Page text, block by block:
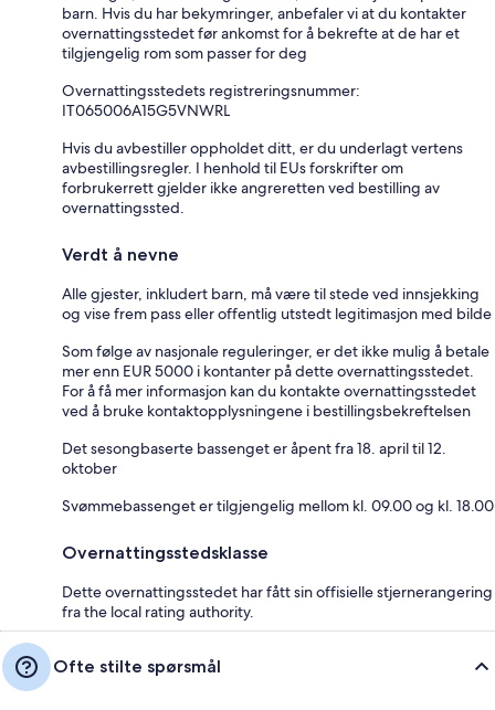
barn. Hvis du har bekymringer, anbefaler vi at du kontakter
overnattingsstedet før ankomst for å bekrefte at de har et
tilgjengelig rom som passer for deg
Overnattingsstedets registreringsnummer:
IT065006A15G5VNWRL
Hvis du avbestiller oppholdet ditt, er du underlagt vertens
avbestillingsregler. I henhold til EUs forskrifter om
forbrukerrett gjelder ikke angreretten ved bestilling av
overnattingssted.
Verdt å nevne
Alle gjester, inkludert barn, må være til stede ved innsjekking
og vise frem pass eller offentlig utstedt legitimasjon med bilde
Som følge av nasjonale reguleringer, er det ikke mulig å betale
mer enn EUR 5000 i kontanter på dette overnattingsstedet.
For å få mer informasjon kan du kontakte overnattingsstedet
ved å bruke kontaktopplysningene i bestillingsbekreftelsen
Det sesongbaserte bassenget er åpent fra 18. april til 12.
oktober
Svømmebassenget er tilgjengelig mellom kl. 09.00 og kl. 18.00
Overnattingsstedsklasse
Dette overnattingsstedet har fått sin offisielle stjernerangering
fra the local rating authority.
Ofte stilte spørsmål